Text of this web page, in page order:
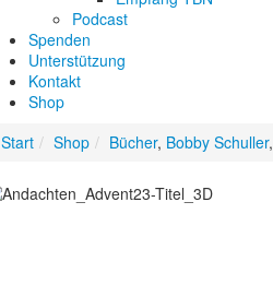
Podcast
Spenden
Unterstützung
Kontakt
Shop
Start
Shop Bücher, Bobby Schuller,